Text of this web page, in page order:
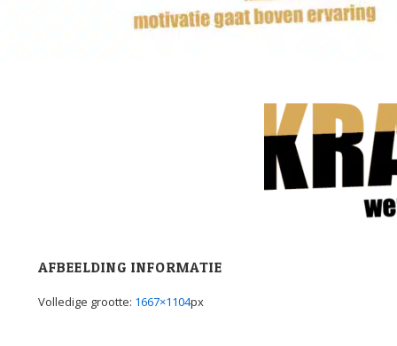
AFBEELDING INFORMATIE
Volledige grootte: 1667×1104px